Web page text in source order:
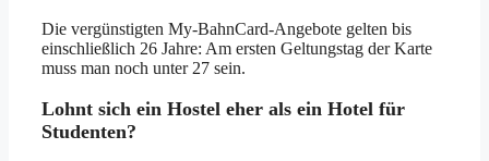
Die vergünstigten My-BahnCard-Angebote gelten bis
einschließlich 26 Jahre: Am ersten Geltungstag der Karte
muss man noch unter 27 sein.
Lohnt sich ein Hostel eher als ein Hotel für
Studenten?